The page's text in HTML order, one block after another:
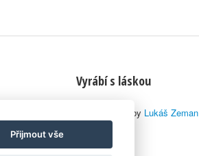
Vyrábí s láskou
© 2010–2026 by Lukáš Zeman
Přijmout vše